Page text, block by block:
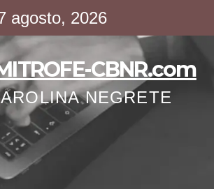
agosto, 2026
CBNR.com
NEGRETE